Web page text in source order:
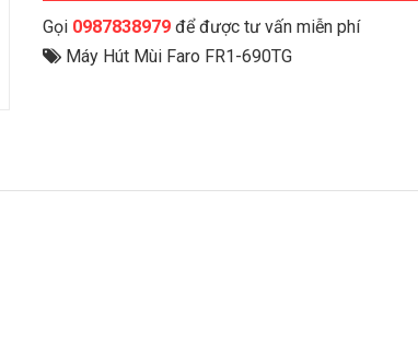
Gọi 0987838979để được tư vấn miễn phí
Máy Hút Mùi Faro FR1-690TG